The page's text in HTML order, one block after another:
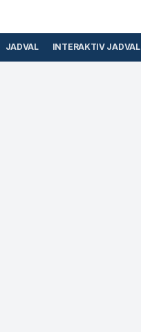
JADVAL INTERAKTIV JADVAL